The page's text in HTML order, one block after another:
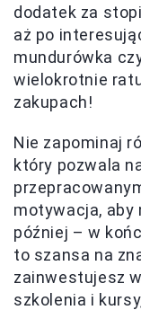
dodatek za
aż po
mundurówka
wielokrotnie
zakupach!
Nie zapominaj
który pozwala
motywacja, aby
później – w
to szansa na
zainwestujesz
szkolenia i